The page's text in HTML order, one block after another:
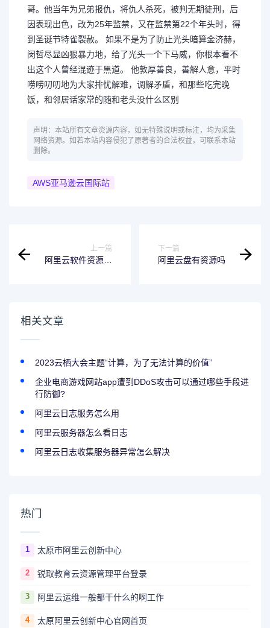
哥。他当年为兄弟报仇，将仇人杀死，被判无期徒刑，后
因表现出色，改为25年监禁，又在监禁第22个年头时，得
到圣诞节特雀裂赦。 如果不是为了防止光头暗算金济赫，
闵哲尽显凶狠暴力地，给了光头一个下马威，你根本看不
出这个人曾经混迹于黑道。 他敦厚善良，善解人意，平时
唠唠叨叨地为大家排忧解难，调解矛盾，和那些吃完晚
饭，和邻居话家常的随和老头没什么区别
声明：本站所有文章资源内容，如无特殊说明或标注，均为采集
网络资源。如若本站内容侵犯了原著者的合法权益，可联系本站
删除。
AWS亚马逊云国际站
上一篇
阿里云软件资源库
下一篇
阿里云盘有资源吗
相关文章
2023云栖大会主题“计算，为了无法计算的价值”
企业电商游戏网站app遭到DDoS攻击可以通过哪些手段进
行防御?
阿里云日志服务怎么用
阿里云服务器怎么看日志
阿里云日志收集服务器异常怎么解决
热门
1 太原市阿里云创新中心
2 锐取教育云资源管理平台登录
3 阿里云运维一般都干什么的啊工作
4 太原阿里云创新中心官网首页